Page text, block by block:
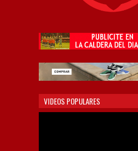
VIDEOS POPULARES